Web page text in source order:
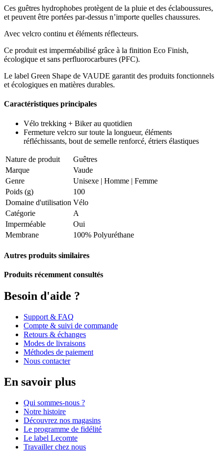
Ces guêtres hydrophobes protègent de la pluie et des éclaboussures,
et peuvent être portées par-dessus n’importe quelles chaussures.
Avec velcro continu et éléments réflecteurs.
Ce produit est imperméabilisé grâce à la finition Eco Finish,
écologique et sans perfluorocarbures (PFC).
Le label Green Shape de VAUDE garantit des produits fonctionnels
et écologiques en matières durables.
Caractéristiques principales
Vélo trekking + Biker au quotidien
Fermeture velcro sur toute la longueur, éléments
réfléchissants, bout de semelle renforcé, étriers élastiques
Nature de produit
Guêtres
Marque
Vaude
Genre
Unisexe | Homme | Femme
Poids (g)
100
Domaine d'utilisation Vélo
Catégorie
A
Imperméable
Oui
Membrane
100% Polyuréthane
Autres produits similaires
Produits récemment consultés
Besoin d'aide ?
Support & FAQ
Compte & suivi de commande
Retours & échanges
Modes de livraisons
Méthodes de paiement
Nous contacter
En savoir plus
Qui sommes-nous ?
Notre histoire
Découvrez nos magasins
Le programme de fidélité
Le label Lecomte
Travailler chez nous